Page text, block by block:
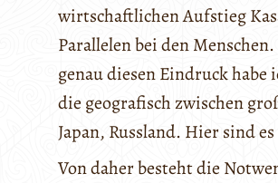
wirtschaftlichen Aufstieg
Parallelen bei den
genau diesen Eindruck habe
die geografisch zwischen
Japan, Russland. Hier sind
Von daher besteht die